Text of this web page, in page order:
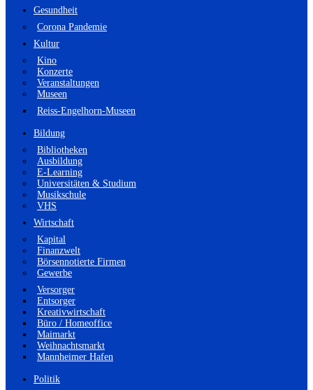
Gesundheit
Corona Pandemie
Kultur
Kino
Konzerte
Veranstaltungen
Museen
Reiss-Engelhorn-Museen
Bildung
Bibliotheken
Ausbildung
E-Learning
Universitäten & Studium
Musikschule
VHS
Wirtschaft
Kapital
Finanzwelt
Börsennotierte Firmen
Gewerbe
Versorger
Entsorger
Kreativwirtschaft
Büro / Homeoffice
Maimarkt
Weihnachtsmarkt
Mannheimer Hafen
Politik